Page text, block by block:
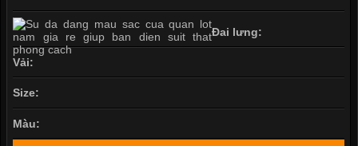
Đai lưng:
Vải:
Size:
Màu: